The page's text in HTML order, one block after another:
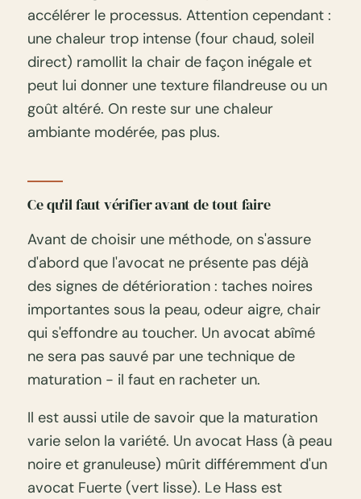
accélérer le processus. Attention cependant :
une chaleur trop intense (four chaud, soleil
direct) ramollit la chair de façon inégale et
peut lui donner une texture filandreuse ou un
goût altéré. On reste sur une chaleur
ambiante modérée, pas plus.
Ce qu'il faut vérifier avant de tout faire
Avant de choisir une méthode, on s'assure
d'abord que l'avocat ne présente pas déjà
des signes de détérioration : taches noires
importantes sous la peau, odeur aigre, chair
qui s'effondre au toucher. Un avocat abîmé
ne sera pas sauvé par une technique de
maturation - il faut en racheter un.
Il est aussi utile de savoir que la maturation
varie selon la variété. Un avocat Hass (à peau
noire et granuleuse) mûrit différemment d'un
avocat Fuerte (vert lisse). Le Hass est